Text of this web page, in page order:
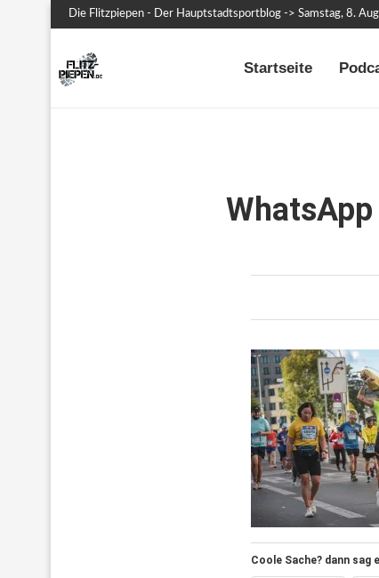
Die Flitzpiepen - Der Hauptstadtsportblog -> Samstag, 8.
Startseite
Coole Sache? dann